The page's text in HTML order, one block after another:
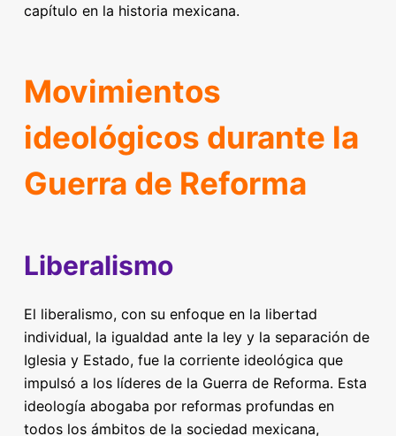
capítulo en la historia mexicana.
Movimientos
ideológicos durante la
Guerra de Reforma
Liberalismo
El liberalismo, con su enfoque en la libertad
individual, la igualdad ante la ley y la separación de
Iglesia y Estado, fue la corriente ideológica que
impulsó a los líderes de la Guerra de Reforma. Esta
ideología abogaba por reformas profundas en
todos los ámbitos de la sociedad mexicana,